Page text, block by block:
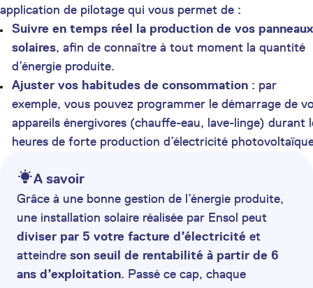
application de pilotage qui vous permet de :
Suivre en temps réel la production de vos panneaux
solaires, afin de connaître à tout moment la quantité
d’énergie produite.
Ajuster vos habitudes de consommation : par
exemple, vous pouvez programmer le démarrage de
appareils énergivores (chauffe-eau, lave-linge) durant
heures de forte production d’électricité
A savoir
Grâce à une bonne gestion de l’énergie produite,
une installation solaire réalisée par Ensol peut
diviser par 5 votre facture d’électricité et
atteindre son seuil de rentabilité à partir de 6
ans d’exploitation. Passé ce cap, chaque